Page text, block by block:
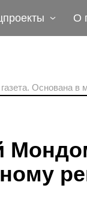
О
Основана в